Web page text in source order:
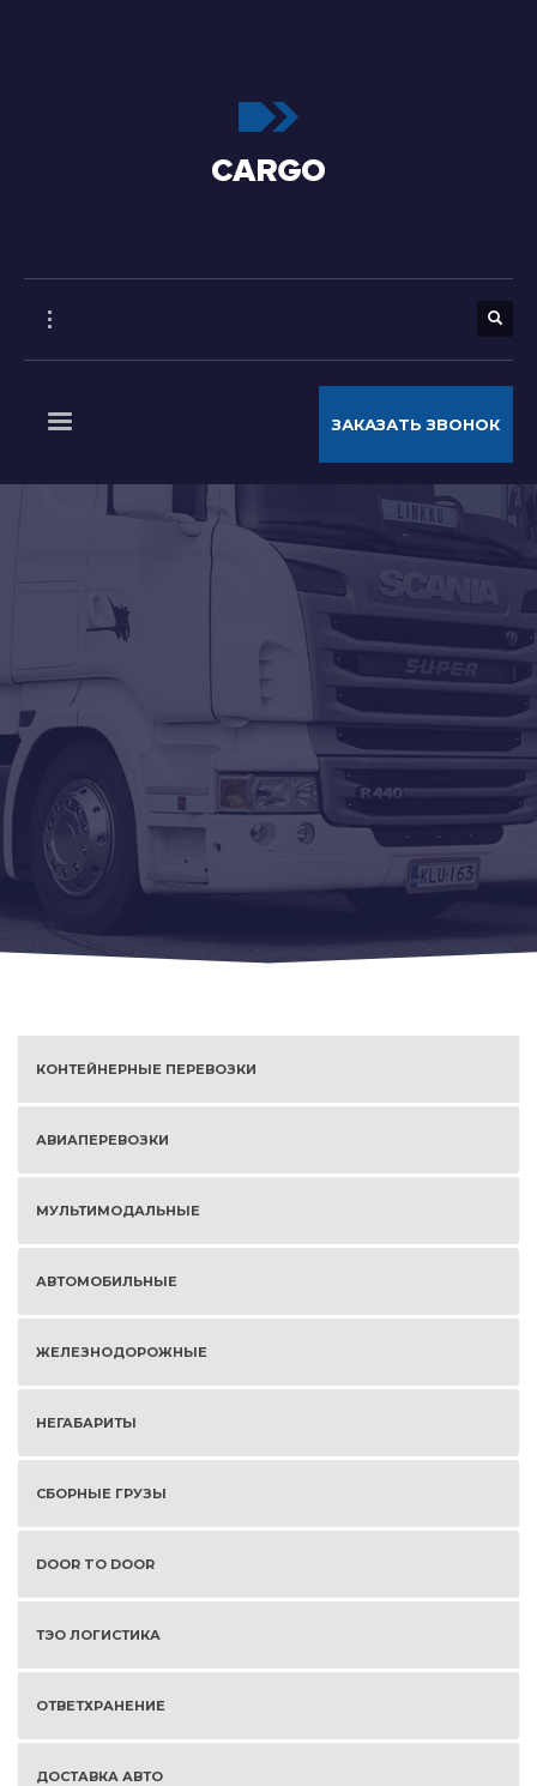
ЗАКАЗАТЬ ЗВОНОК
КОНТЕЙНЕРНЫЕ ПЕРЕВОЗКИ
АВИАПЕРЕВОЗКИ
МУЛЬТИМОДАЛЬНЫЕ
АВТОМОБИЛЬНЫЕ
ЖЕЛЕЗНОДОРОЖНЫЕ
НЕГАБАРИТЫ
СБОРНЫЕ ГРУЗЫ
DOOR TO DOOR
ТЭО ЛОГИСТИКА
ОТВЕТХРАНЕНИЕ
ДОСТАВКА АВТО